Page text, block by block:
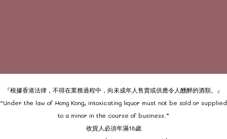
『根據香港法律，不得在業務過程中，向未成年人售賣或供應令人醺醉的酒類。』
“Under the law of Hong Kong, intoxicating liquor must not be sold or supplied
to a minor in the course of business.”
收貨人必須年滿18歲